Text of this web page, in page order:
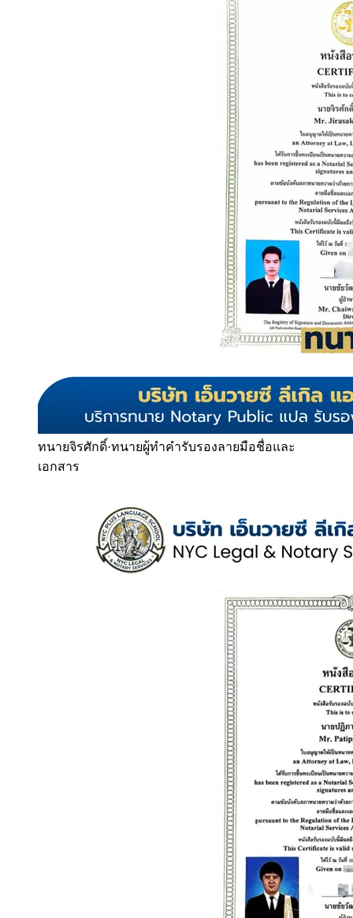
ทนายจิรศักดิ์·ทนายผู้ทำคำรับรองลายมือชื่อและ
เอกสาร